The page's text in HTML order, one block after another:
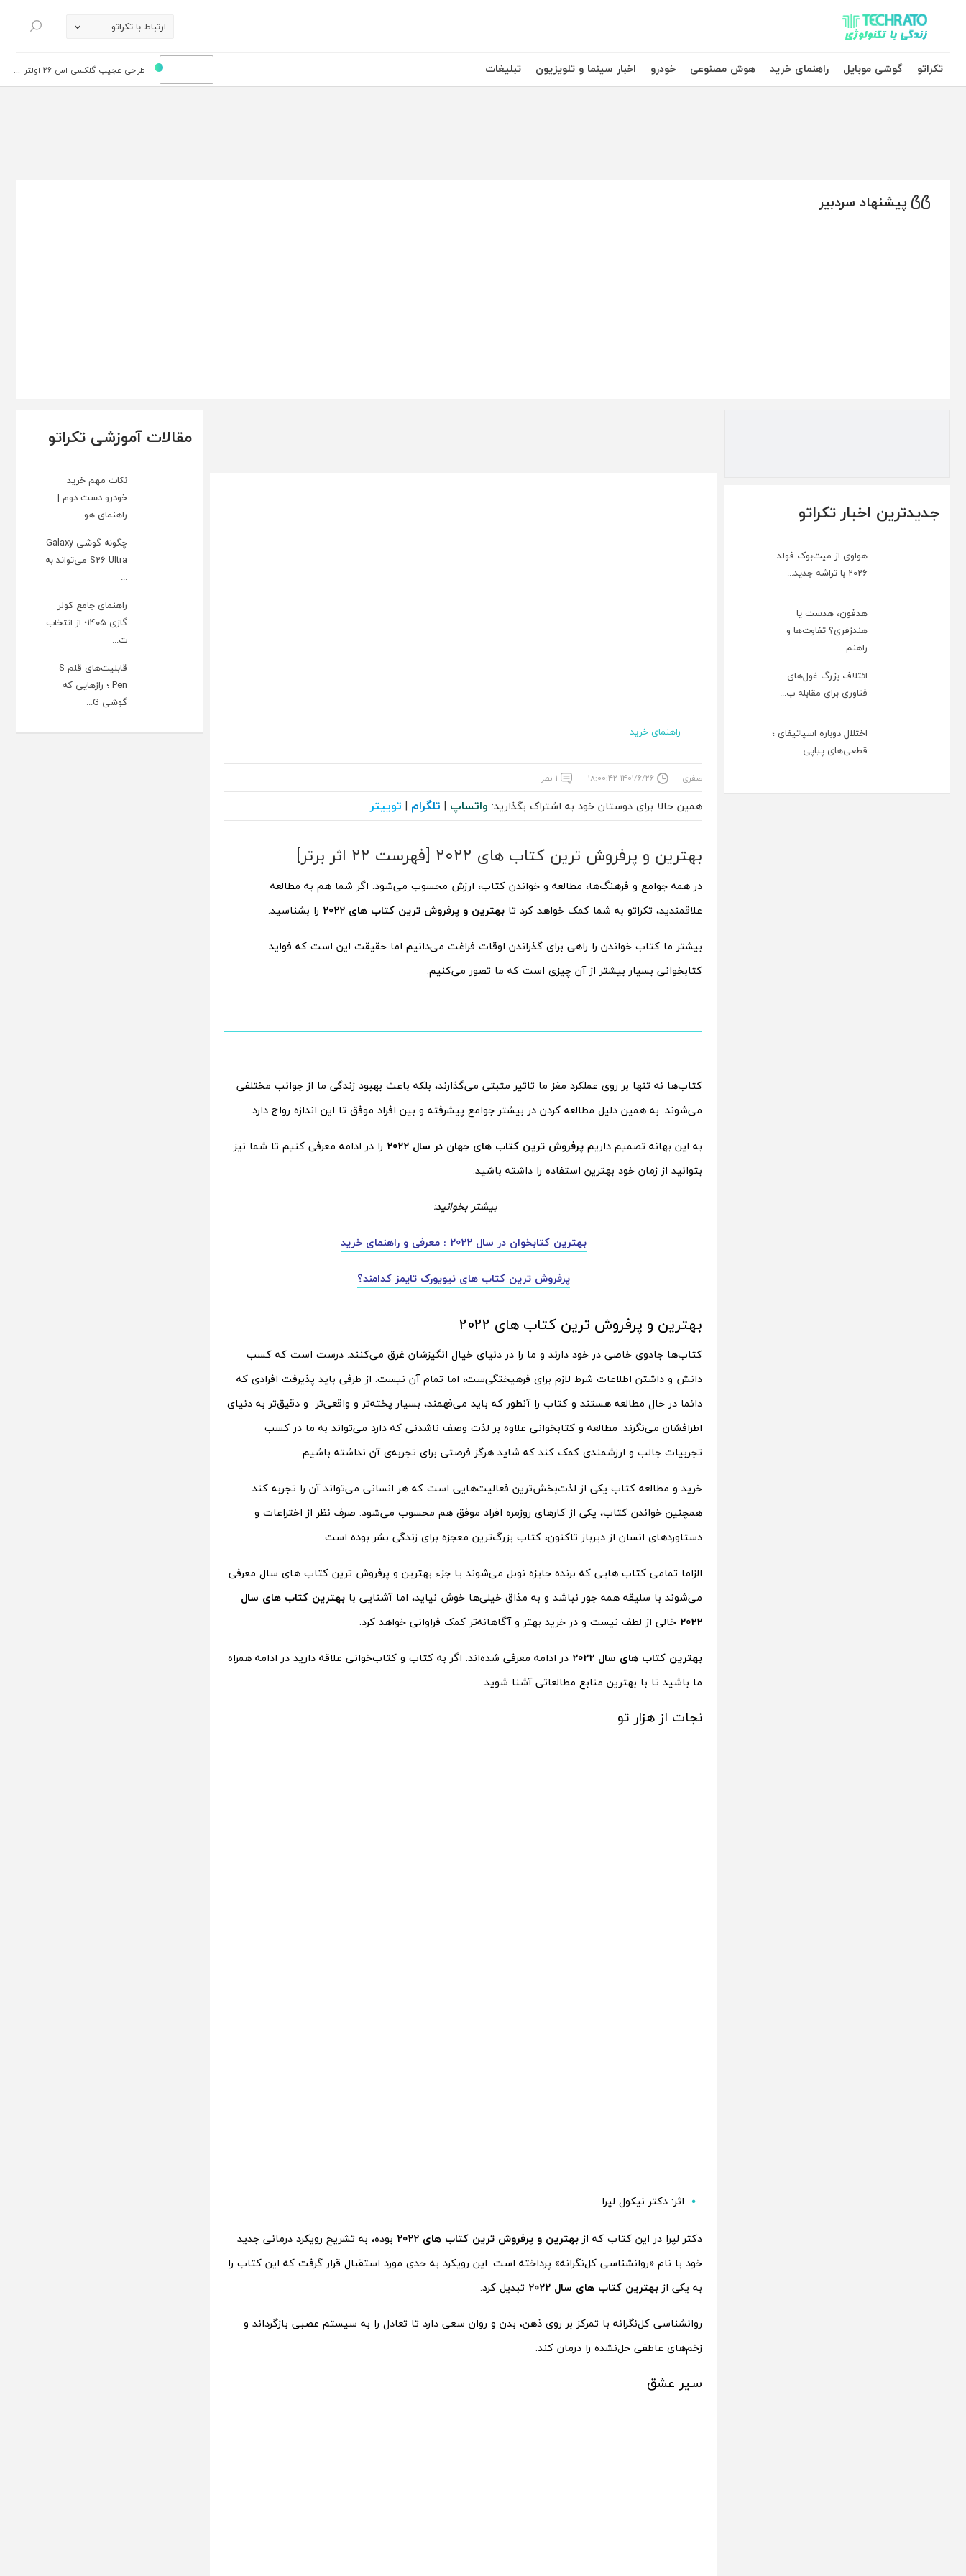
تکراتو – زندگی با تکنولوژی ارتباط با تکراتو
جستجو
تکراتو
گوشی موبایل راهنمای خرید هوش مصنوعی خودرو اخبار سینما و تلویزیون تبلیغات طراحی عجیب گلکسی اس 26 اولترا ...
پیشنهاد سردبیر
جدیدترین اخبار تکراتو
هواوی از میت‌بوک فولد
2026 با تراشه جدید...
هدفون، هدست یا
هندزفری؟ تفاوت‌ها و
راهنم...
ائتلاف بزرگ غول‌های
فناوری برای مقابله ب...
اختلال دوباره اسپاتیفای ؛
قطعی‌های پیاپی...
راهنمای خرید
صفری ۱۴۰۱/۶/۲۶ ۱۸:۰۰:۴۲ ۱ نظر
همین حالا برای دوستان خود به اشتراک بگذارید: واتساپ | تلگرام | توییتر
بهترین و پرفروش ترین کتاب های 2022 [فهرست 22 اثر برتر]
در همه جوامع و فرهنگ‌ها، مطالعه و خواندن کتاب، ارزش محسوب می‌شود. اگر شما هم به مطالعه
علاقمندید، تکراتو به شما کمک خواهد کرد تا بهترین و پرفروش ترین کتاب های 2022
را بشناسید.
بیشتر ما کتاب خواندن را راهی برای گذراندن اوقات فراغت می‌دانیم اما حقیقت این است که فواید
کتابخوانی بسیار بیشتر از آن چیزی است که ما تصور می‌کنیم.
کتاب‌ها نه تنها بر روی عملکرد مغز ما تاثیر مثبتی می‌گذارند، بلکه باعث بهبود زندگی ما از جوانب مختلفی
می‌شوند. به همین دلیل مطالعه کردن در بیشتر جوامع پیشرفته و بین افراد موفق تا این اندازه رواج دارد.
به این بهانه تصمیم داریم پرفروش‌ ترین کتاب های جهان در سال 2022
را در ادامه معرفی کنیم تا شما نیز
بتوانید از زمان خود بهترین استفاده را داشته باشید.
بیشتر بخوانید:
بهترین کتابخوان در سال 2022 ؛ معرفی و راهنمای خرید
پرفروش ترین کتاب های نیویورک تایمز کدامند؟
بهترین و پرفروش ترین کتاب های 2022
کتاب‌ها جادوی خاصی در خود دارند و ما را در دنیای خیال انگیزشان غرق می‌کنند. درست است که کسب
دانش و داشتن اطلاعات شرط لازم برای فرهیختگی‌ست، اما تمام آن نیست. از طرفی باید پذیرفت افرادی که
دائما در حال مطالعه هستند و کتاب را آنطور که باید می‌فهمند، بسیار پخته‌تر و واقعی‌تر و دقیق‌تر به دنیای
اطرافشان می‌نگرند. مطالعه و کتابخوانی علاوه بر لذت وصف ناشدنی که دارد می‌تواند به ما در کسب
تجربیات جالب و ارزشمندی کمک کند که شاید هرگز فرصتی برای تجربه‌ی آن نداشته باشیم.
خرید و مطالعه کتاب یکی از لذت‌بخش‌ترین فعالیت‌هایی است که هر انسانی می‌تواند آن را تجربه کند.
همچنین خواندن کتاب، یکی از کارهای روزمره افراد موفق هم محسوب می‌شود. صرف نظر از اختراعات و
دستاوردهای انسان از دیرباز تاکنون، کتاب بزرگ‌ترین معجزه برای زندگی بشر بوده است.
الزاما تمامی کتاب هایی که برنده جایزه نوبل می‌شوند یا جزء بهترین و پرفروش ترین کتاب های سال معرفی
می‌شوند با سلیقه همه جور نباشد و به مذاق خیلی‌ها خوش نیاید، اما آشنایی با بهترین کتاب های سال
2022 خالی از لطف نیست و در خرید بهتر و آگاهانه‌تر کمک فراوانی خواهد کرد.
بهترین کتاب های سال 2022
در ادامه معرفی شده‌اند. اگر به کتاب و کتاب‌خوانی علاقه دارید در ادامه همراه
ما باشید تا با بهترین منابع مطالعاتی آشنا شوید.
نجات از هزار تو
اثر: دکتر نیکول لپرا
دکتر لپرا در این کتاب که ازبهترین و پرفروش ترین کتاب های 2022
بوده، به تشریح رویکرد درمانی جدید
خود با نام «روانشناسی کل‌نگرانه» پرداخته است. این رویکرد به حدی مورد استقبال قرار گرفت که این کتاب را
به یکی ازبهترین کتاب های سال 2022
تبدیل کرد.
روانشناسی کل‌نگرانه با تمرکز بر روی ذهن، بدن و روان سعی دارد تا تعادل را به سیستم عصبی بازگرداند و
زخم‌های عاطفی حل‌نشده را درمان کند.
سیر عشق
مقالات آموزشی تکراتو
نکات مهم خرید
خودرو دست دوم |
راهنمای هو...
چگونه گوشی Galaxy
S26 Ultra می‌تواند به
...
راهنمای جامع کولر
گازی ۱۴۰۵؛ از انتخاب
ت...
قابلیت‌های قلم S
Pen ؛ رازهایی که
گوشی G...